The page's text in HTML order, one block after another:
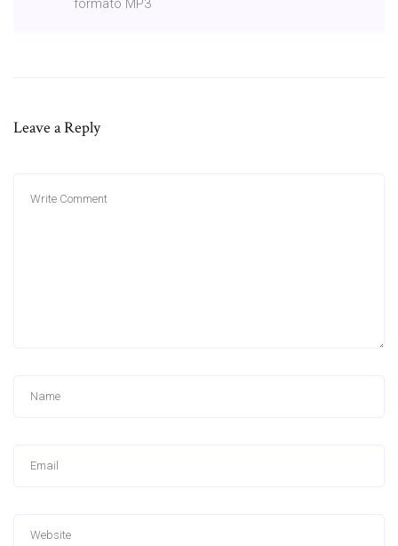
formato MP3
Leave a Reply